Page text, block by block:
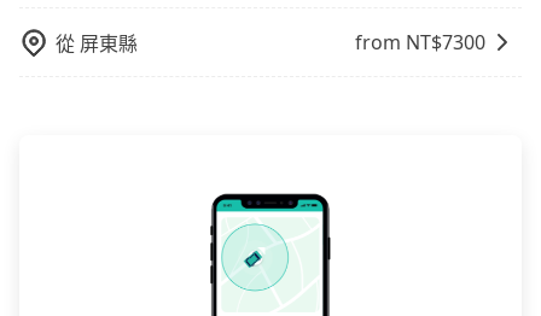
賣的現象，便有可能到了現場卻沒房可住的窘境，所以
介意多花一點錢省下這些瑣碎的事，台灣本土的AsiaYo
或者國際Airbnb都值得推薦。
從 屏東縣 from NT$7300